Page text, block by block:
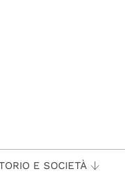
E SOCIETÀ